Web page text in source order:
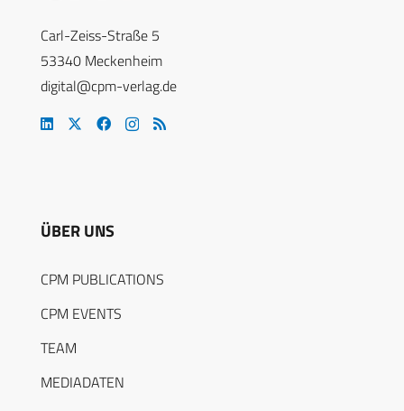
Carl-Zeiss-Straße 5
53340 Meckenheim
digital@cpm-verlag.de
ÜBER UNS
CPM PUBLICATIONS
CPM EVENTS
TEAM
MEDIADATEN